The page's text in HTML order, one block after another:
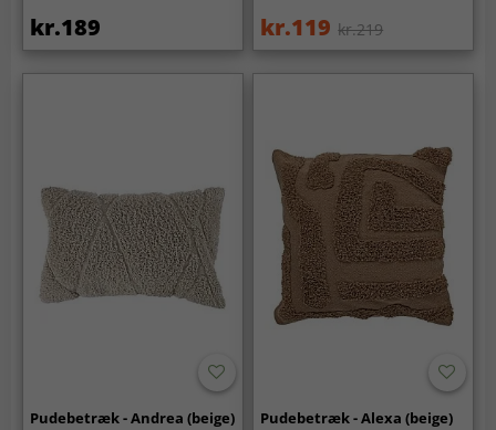
kr.189 kr.119 kr.219
Pudebetræk - Andrea (beige) Pudebetræk - Alexa (beige)